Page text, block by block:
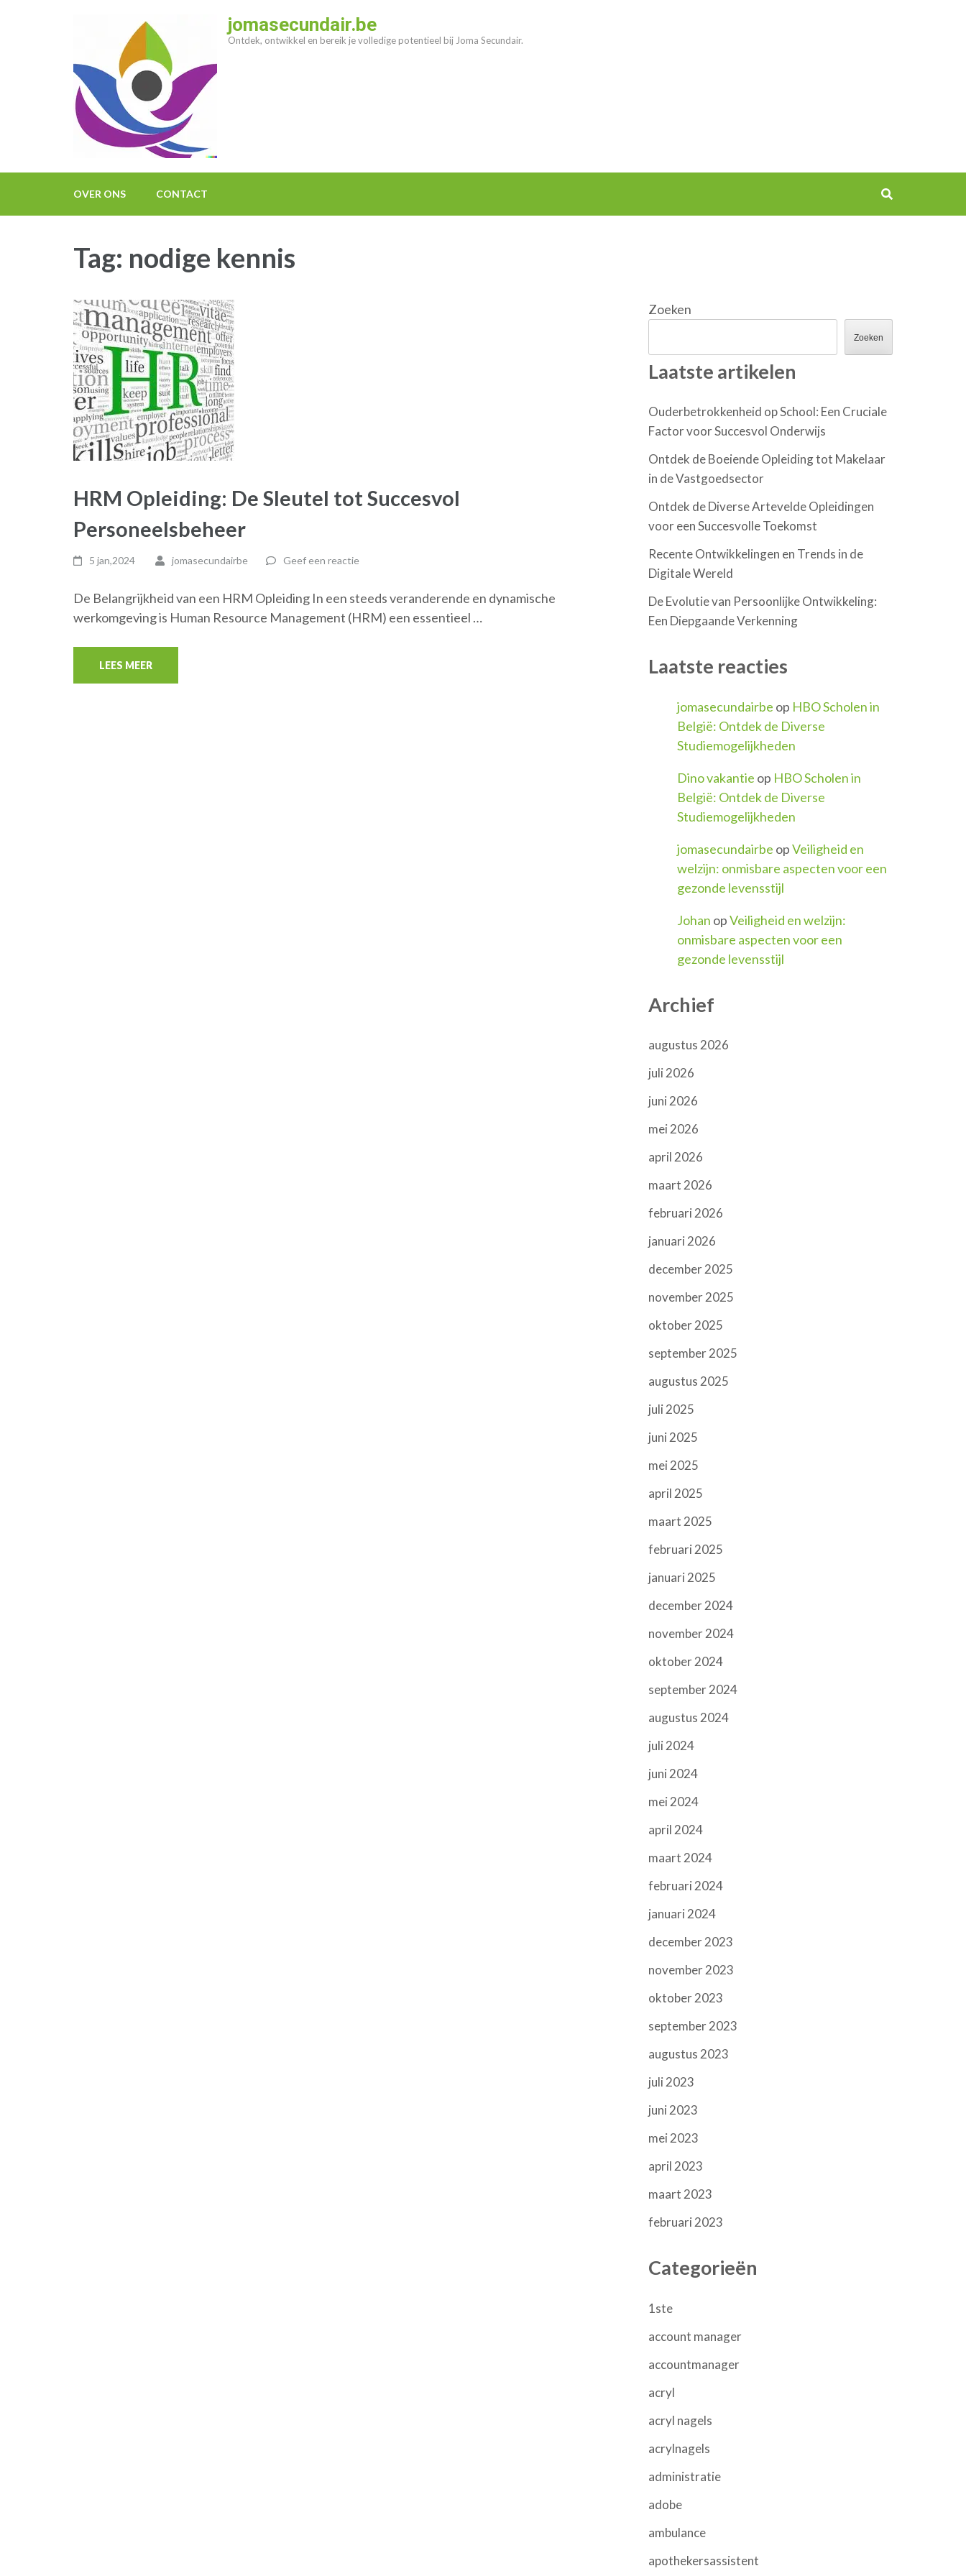
jomasecundair.be
Ontdek, ontwikkel en bereik je volledige potentieel bij Joma Secundair.
OVER ONS CONTACT
Tag: nodige kennis
HRM Opleiding: De Sleutel tot Succesvol
Personeelsbeheer
5 jan,2024 jomasecundairbe Geef een reactie
De Belangrijkheid van een HRM Opleiding In een steeds veranderende en dynamische
werkomgeving is Human Resource Management (HRM) een essentieel …
LEES MEER
Zoeken
Zoeken
Laatste artikelen
Ouderbetrokkenheid op School: Een Cruciale
Factor voor Succesvol Onderwijs
Ontdek de Boeiende Opleiding tot Makelaar
in de Vastgoedsector
Ontdek de Diverse Artevelde Opleidingen
voor een Succesvolle Toekomst
Recente Ontwikkelingen en Trends in de
Digitale Wereld
De Evolutie van Persoonlijke Ontwikkeling:
Een Diepgaande Verkenning
Laatste reacties
jomasecundairbe op HBO Scholen in
België: Ontdek de Diverse
Studiemogelijkheden
Dino vakantie op HBO Scholen in
België: Ontdek de Diverse
Studiemogelijkheden
jomasecundairbe opVeiligheid en
welzijn: onmisbare aspecten voor een
gezonde levensstijl
Johan opVeiligheid en welzijn:
onmisbare aspecten voor een
gezonde levensstijl
Archief
augustus 2026
juli 2026
juni 2026
mei 2026
april 2026
maart 2026
februari 2026
januari 2026
december 2025
november 2025
oktober 2025
september 2025
augustus 2025
juli 2025
juni 2025
mei 2025
april 2025
maart 2025
februari 2025
januari 2025
december 2024
november 2024
oktober 2024
september 2024
augustus 2024
juli 2024
juni 2024
mei 2024
april 2024
maart 2024
februari 2024
januari 2024
december 2023
november 2023
oktober 2023
september 2023
augustus 2023
juli 2023
juni 2023
mei 2023
april 2023
maart 2023
februari 2023
Categorieën
1ste
account manager
accountmanager
acryl
acryl nagels
acrylnagels
administratie
adobe
ambulance
apothekersassistent